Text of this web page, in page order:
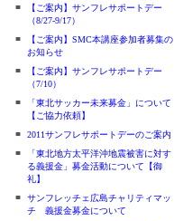
■
【ご案内】サンフレサポートデー
（8/27-9/17）
■
【ご案内】SMC本講座参加者募集の
お知らせ
■
【ご案内】サンフレサポートデー
（7/10）
■
「東北サッカー未来募金」について
【ご協力依頼】
■
2011サンフレサポートデーのご案内
■
「東北地方太平洋沖地震被害に対す
る義援金」募金活動について【御
礼】
■
サンフレッチェ広島チャリティマッ
チ 義援金募金について